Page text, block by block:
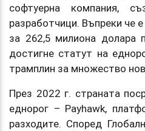
софтуерна компания,
разработчици. Въпреки че
за 262,5 милиона долара
достигне статут на
трамплин за множество
През 2022 г. страната
еднорог – Payhawk,
разходите. Според